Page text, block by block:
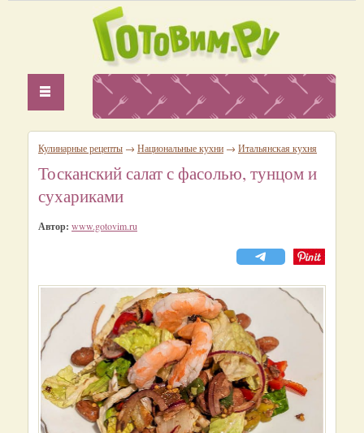
Кулинарные рецепты → Национальные кухни → Итальянская кухня
Тосканский салат с фасолью, тунцом и
сухариками
Автор: www.gotovim.ru